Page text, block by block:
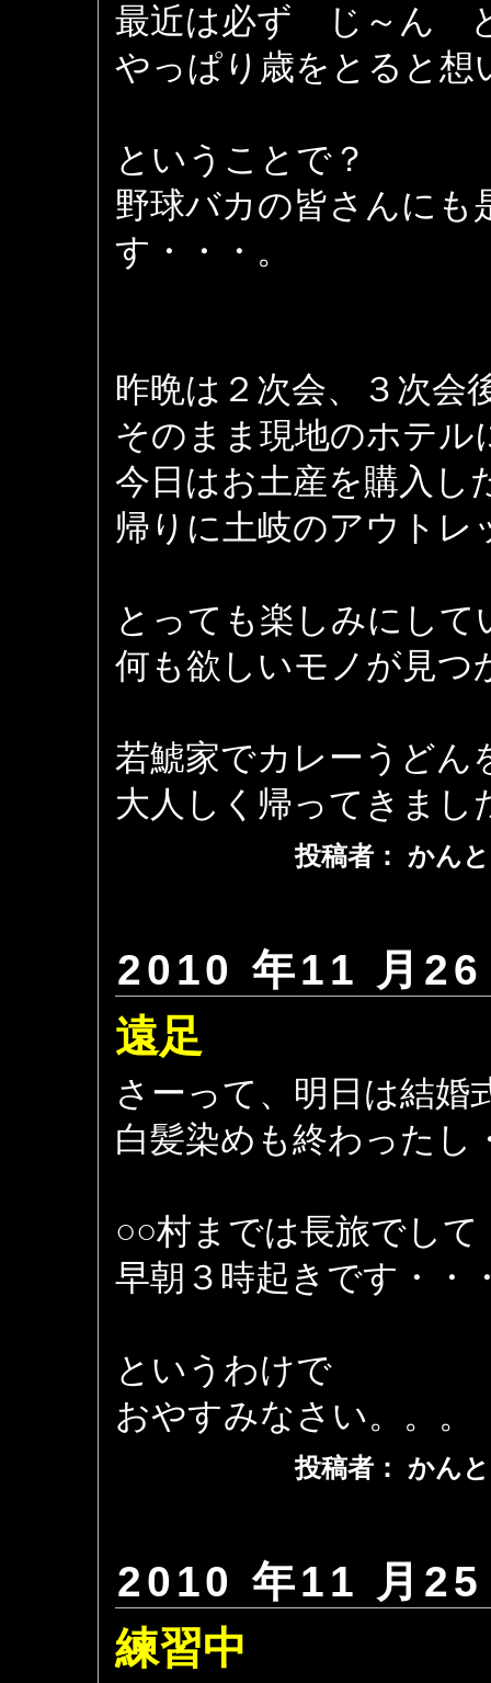
最近は必ず じ～ん
やっぱり歳をとると想
ということで？
野球バカの皆さんにも
す・・・。
昨晩は２次会、３次会
そのまま現地のホテル
今日はお土産を購入し
帰りに土岐のアウトレ
とっても楽しみにし
何も欲しいモノが見つ
若鯱家でカレーうどん
大人しく帰ってきまし
投稿者： かん
2010 年11 月
遠足
さーって、明日は結婚
白髪染めも終わったし
○○村までは長旅でして
早朝３時起きです・・
というわけで
おやすみなさい。。。
投稿者： かん
2010 年11 月
練習中